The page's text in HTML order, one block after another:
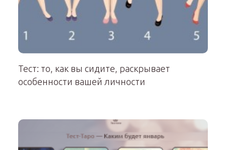
Тест: то, как вы сидите, раскрывает
особенности вашей личности